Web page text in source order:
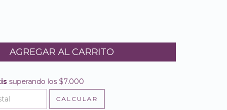
$7.000
superando los$7.000
CALCULAR